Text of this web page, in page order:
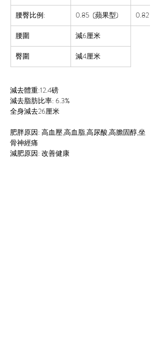
腰臀比例: 0.85 (蘋果型) 0.82 (正
腰圍 減6厘米
臀圍 減4厘米
減去體重:12.4磅
減去脂肪比率: 6.3%
全身減去26厘米
肥胖原因: 高血壓,高血脂,高尿酸,高膽固醇,坐
骨神經痛
減肥原因: 改善健康